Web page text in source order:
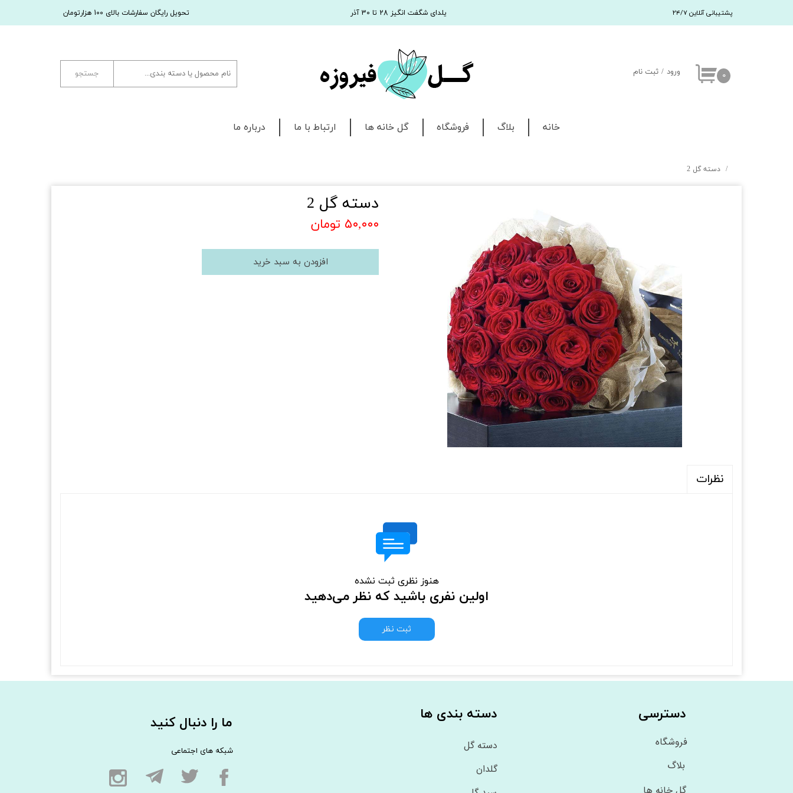
تحویل رایگان سفارشات بالای 100 هزارتومان پشتیبانی آنلاین ۲۴/۷ یلدای شگفت انگیز 28 تا 30 آذر
جستجو ورود / ثبت نام
۰
خانه بلاگ فروشگاه گل خانه ها ارتباط با ما درباره ما
دسته گل 2
دسته گل 2
۵۰,۰۰۰ تومان
افزودن به سبد خرید
نظرات
هنوز نظری ثبت نشده
اولین نفری باشید که نظر می‌دهید
ثبت نظر
دسترسی
فروشگاه
بلاگ
گل خانه ها
شبکه های اجتماعی
ما را دنبال کنید
دسته گل
گلدان
دسته بندی ها